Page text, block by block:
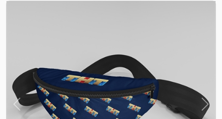
Previous Next